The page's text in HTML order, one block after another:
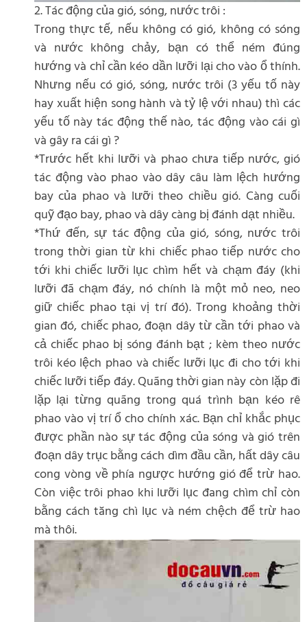
2. Tác động của gió, sóng, nước trôi :
Trong thực tế, nếu không có gió, không có sóng
và nước không chảy, bạn có thể ném đúng
hướng và chỉ cần kéo dần lưỡi lại cho vào ổ thính.
Nhưng nếu có gió, sóng, nước trôi (3 yếu tố này
hay xuất hiện song hành và tỷ lệ với nhau) thì các
yếu tố này tác động thế nào, tác động vào cái gì
và gây ra cái gì ?
*Trước hết khi lưỡi và phao chưa tiếp nước, gió
tác động vào phao vào dây câu làm lệch hướng
bay của phao và lưỡi theo chiều gió. Càng cuối
quỹ đạo bay, phao và dây càng bị đánh dạt nhiều.
*Thứ đến, sự tác động của gió, sóng, nước trôi
trong thời gian từ khi chiếc phao tiếp nước cho
tới khi chiếc lưỡi lục chìm hết và chạm đáy (khi
lưỡi đã chạm đáy, nó chính là một mỏ neo, neo
giữ chiếc phao tại vị trí đó). Trong khoảng thời
gian đó, chiếc phao, đoạn dây từ cần tới phao và
cả chiếc phao bị sóng đánh bạt ; kèm theo nước
trôi kéo lệch phao và chiếc lưỡi lục đi cho tới khi
chiếc lưỡi tiếp đáy. Quãng thời gian này còn lặp đi
lặp lại từng quãng trong quá trình bạn kéo rê
phao vào vị trí ổ cho chính xác. Bạn chỉ khắc phục
được phần nào sự tác động của sóng và gió trên
đoạn dây trục bằng cách dìm đầu cần, hất dây câu
cong vòng về phía ngược hướng gió để trừ hao.
Còn việc trôi phao khi lưỡi lục đang chìm chỉ còn
bằng cách tăng chì lục và ném chệch để trừ hao
mà thôi.